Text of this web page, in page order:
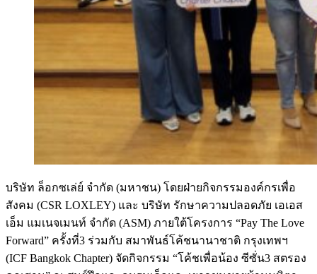
บริษัท ล็อกซเล่ย์ จำกัด (มหาชน) โดยฝ่ายกิจกรรมองค์กรเพื่อ
สังคม (CSR LOXLEY) และ บริษัท รักษาความปลอดภัย เอเอส
เอ็ม แมเนจเมนท์ จำกัด (ASM) ภายใต้โครงการ “Pay The Love
Forward” ครั้งที่3 ร่วมกับ สมาพันธ์โค้ชนานาชาติ กรุงเทพฯ
(ICF Bangkok Chapter) จัดกิจกรรม “โค้ชเพื่อน้อง ซีซั่น3 สตรอง